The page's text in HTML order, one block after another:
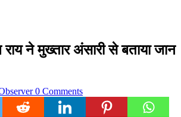
ने मुख्‍तार अंसारी से बताया जान
0 Comments